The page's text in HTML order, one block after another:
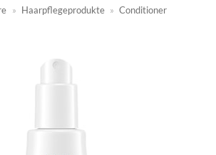
» Haarpflegeprodukte » Conditioner